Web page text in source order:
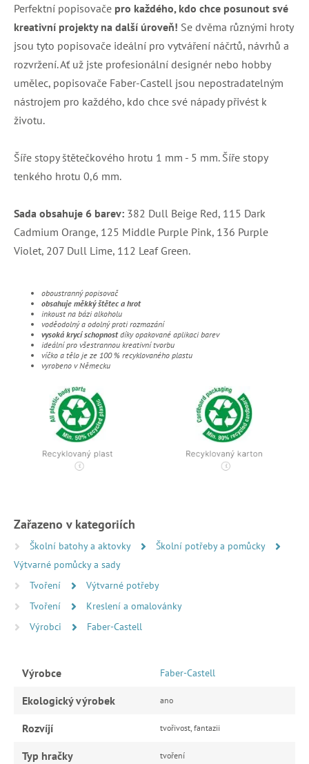
Perfektní popisovače pro každého, kdo chce posunout své
kreativní projekty na další úroveň! Se dvěma různými hroty
jsou tyto popisovače ideální pro vytváření náčrtů, návrhů a
rozvržení. Ať už jste profesionální designér nebo hobby
umělec, popisovače Faber-Castell jsou nepostradatelným
nástrojem pro každého, kdo chce své nápady přivést k
životu.
Šíře stopy štětečkového hrotu 1 mm - 5 mm. Šíře stopy
tenkého hrotu 0,6 mm.
Sada obsahuje 6 barev: 382 Dull Beige Red, 115 Dark
Cadmium Orange, 125 Middle Purple Pink, 136 Purple
Violet, 207 Dull Lime, 112 Leaf Green.
oboustranný popisovač
obsahuje měkký štětec a hrot
inkoust na bázi alkoholu
voděodolný a odolný proti rozmazání
vysoká krycí schopnostdíky opakované aplikaci barev
ideální pro všestrannou kreativní tvorbu
víčko a tělo je ze 100 % recyklovaného plastu
vyrobeno v Německu
Zařazeno v kategoriích
Školní batohy a aktovky
Školní potřeby a pomůcky
Výtvarné pomůcky a sady
Tvoření
Výtvarné potřeby
Tvoření
Kreslení a omalovánky
Výrobci
Faber-Castell
Výrobce Faber-Castell
Ekologický výrobek ano
Rozvíjí tvořivost, fantazii
Typ hračky tvoření